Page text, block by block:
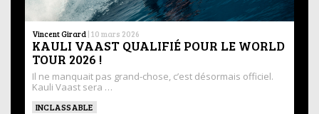
Vincent Girard | 10 mars 2026
KAULI VAAST QUALIFIÉ POUR LE WORLD
TOUR 2026 !
Il ne manquait pas grand-chose, c’est désormais officiel.
Kauli Vaast sera …
INCLASSABLE